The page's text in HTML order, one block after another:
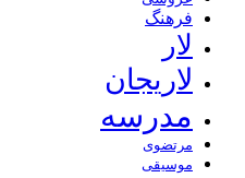
فرهنگ
لار
لاریجان
مدرسه
مرتضوی
موسیقی